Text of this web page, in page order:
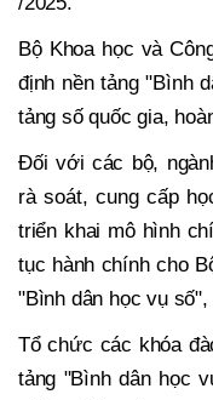
Bộ Khoa học và
định nền tảng "Bình
tảng số quốc gia,
Đối với các bộ,
rà soát, cung cấp
triển khai mô hình
tục hành chính cho
"Bình dân học vụ
Tổ chức các khóa
tảng "Bình dân học